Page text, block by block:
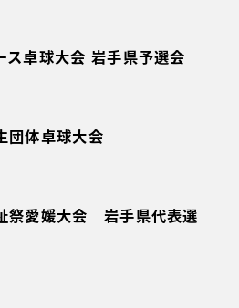
卓球大会 岩手県予選会
団体卓球大会
祭愛媛大会 岩手県代表選